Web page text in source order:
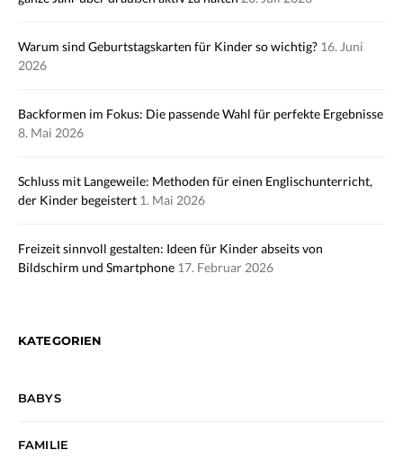
Warum sind Geburtstagskarten für Kinder so wichtig? 16. Juni
2026
Backformen im Fokus: Die passende Wahl für perfekte Ergebnisse
8. Mai 2026
Schluss mit Langeweile: Methoden für einen Englischunterricht,
der Kinder begeistert 1. Mai 2026
Freizeit sinnvoll gestalten: Ideen für Kinder abseits von
Bildschirm und Smartphone 17. Februar 2026
KATEGORIEN
BABYS
FAMILIE